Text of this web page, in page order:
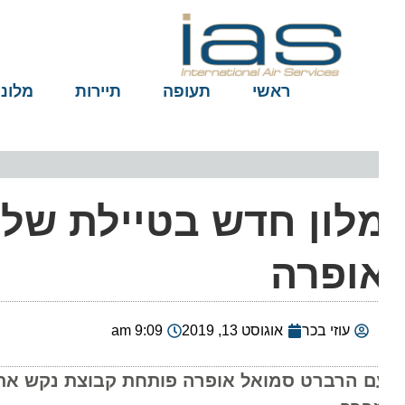
ראשי תעופה תיירות מלונות
חדש בטיילת
עוזי בכר אוגוסט 13, 2019 9:09 am
הרברט סמואל אופרה פותחת קבוצת נקש את